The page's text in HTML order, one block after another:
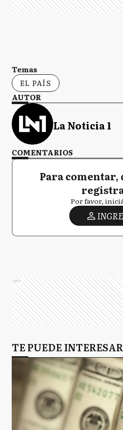
Temas
EL PAÍS
AUTOR
La Noticia 1
COMENTARIOS
Para comentar,
Por favor,
Ads
TE PUEDE INTERESAR